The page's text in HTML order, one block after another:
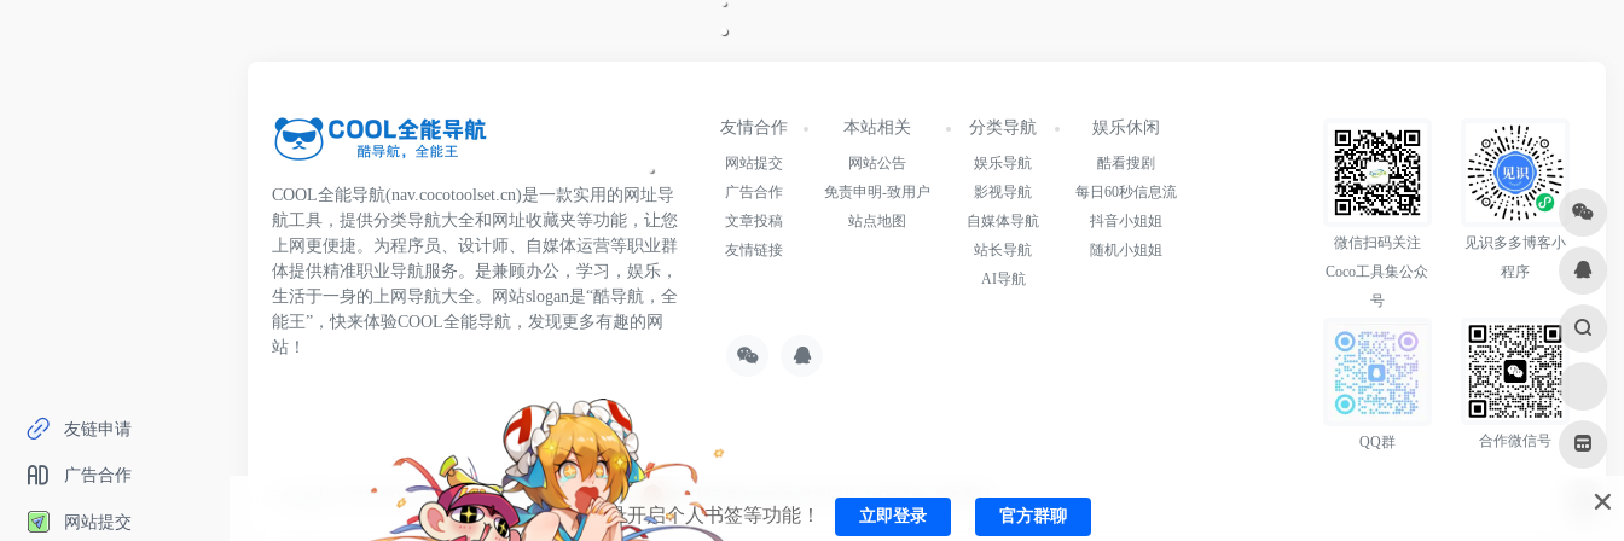
友链申请
广告合作
网站提交
COOL全能导航(nav.cocotoolset.cn)是一款实用的网址导
航工具，提供分类导航大全和网址收藏夹等功能，让您
上网更便捷。为程序员、设计师、自媒体运营等职业群
体提供精准职业导航服务。是兼顾办公，学习，娱乐，
生活于一身的上网导航大全。网站slogan是“酷导航，全
能王”，快来体验COOL全能导航，发现更多有趣的网
站！
友情合作
网站提交
广告合作
文章投稿
友情链接
本站相关
网站公告
免责申明-致用户
站点地图
分类导航
娱乐导航
影视导航
自媒体导航
站长导航
AI导航
娱乐休闲
酷看搜剧
每日60秒信息流
抖音小姐姐
随机小姐姐
微信扫码关注
Coco工具集公众
号
见识多多博客小
程序
QQ群 合作微信号
Copyright © 2026 COOL全能导航 鄂ICP备2022015147号-1 粤公网安备44010602012197号由OneNav强力驱动
一键登录开启个人书签等功能！ 立即登录 官方群聊